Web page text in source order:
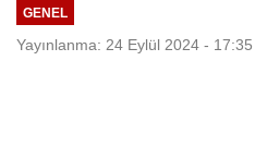
GENEL
Yayınlanma: 24 Eylül 2024 - 17:35